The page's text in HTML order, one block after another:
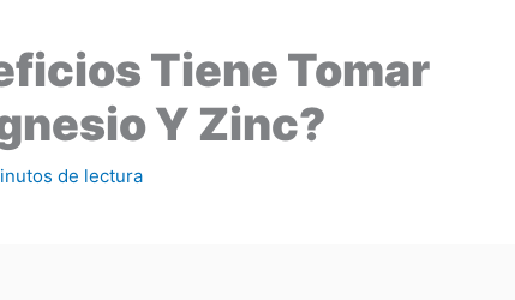
Tiene Tomar
Y Zinc?
de lectura